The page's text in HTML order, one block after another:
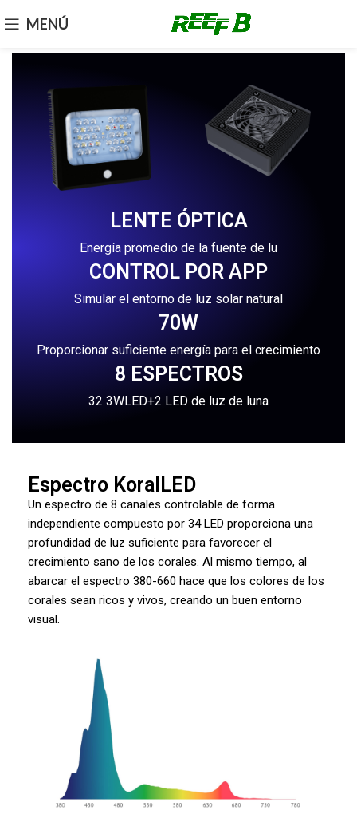
MENÚ
LENTE ÓPTICA
Energía promedio de la fuente de lu
CONTROL POR APP
Simular el entorno de luz solar natural
70W
Proporcionar suficiente energía para el crecimiento
8 ESPECTROS
32 3WLED+2 LED de luz de luna
Espectro KoralLED
Un espectro de 8 canales controlable de forma
independiente compuesto por 34 LED proporciona una
profundidad de luz suficiente para favorecer el
crecimiento sano de los corales. Al mismo tiempo, al
abarcar el espectro 380-660 hace que los colores de los
corales sean ricos y vivos, creando un buen entorno
visual.